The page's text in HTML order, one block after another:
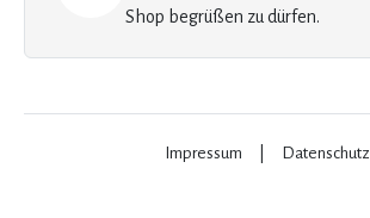
Shop begrüßen zu dürfen.
Impressum Datenschutz